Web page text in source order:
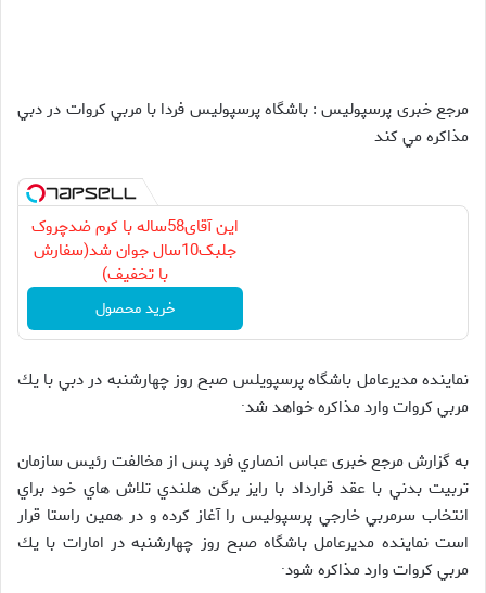
مرجع خبری پرسپولیس : باشگاه پرسپوليس فردا با مربي كروات در دبي
مذاكره مي كند
این آقای58ساله با کرم ضدچروک
جلبک10سال جوان شد(سفارش
با تخفیف)
خرید محصول
نماينده مديرعامل باشگاه پرسپويلس صبح روز چهارشنبه در دبي با يك
مربي كروات وارد مذاكره خواهد شد·
به گزارش مرجع خبری عباس انصاري فرد پس از مخالفت رئيس سازمان
تربيت بدني با عقد قرارداد با رايز برگن هلندي تلاش هاي خود براي
انتخاب سرمربي خارجي پرسپوليس را آغاز كرده و در همين راستا قرار
است نماينده مديرعامل باشگاه صبح روز چهارشنبه در امارات با يك
مربي كروات وارد مذاكره شود·